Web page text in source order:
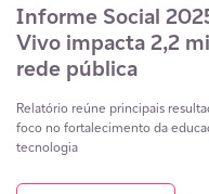
Informe Social
Vivo impacta 2,2
rede pública
Relatório reúne principais
foco no fortalecimento da
tecnologia